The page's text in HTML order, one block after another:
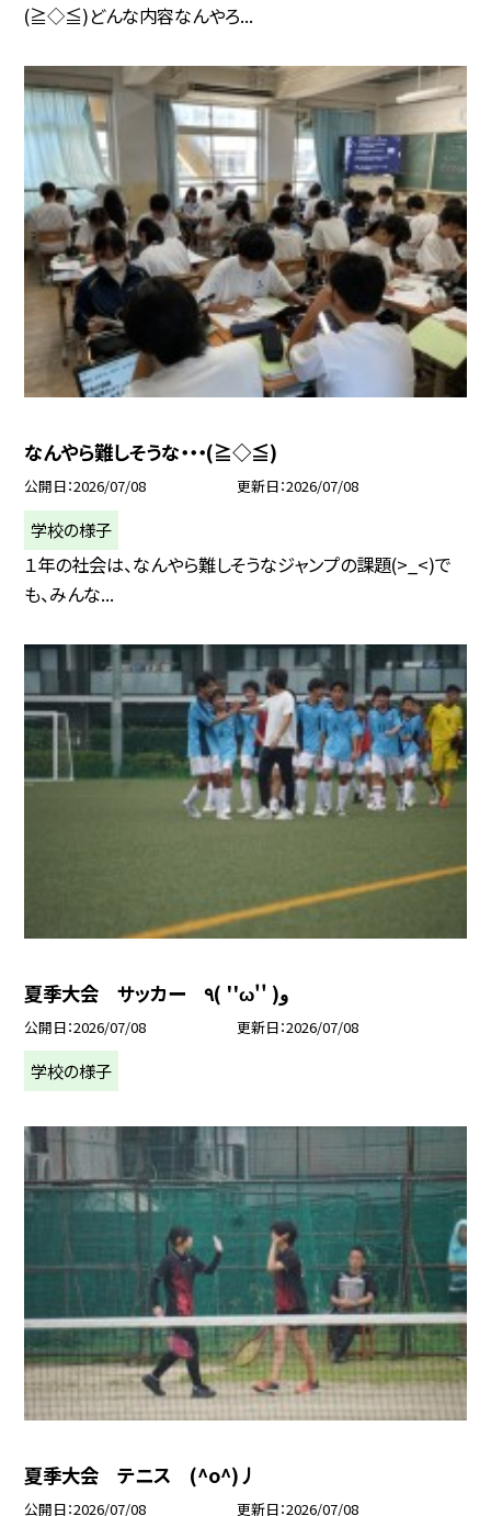
(≧◇≦)どんな内容なんやろ...
なんやら難しそうな・・・(≧◇≦)
公開日 2026/07/08 更新日 2026/07/08
学校の様子
１年の社会は、なんやら難しそうなジャンプの課題(>_<)で
も、みんな...
夏季大会 サッカー ٩( ''ω'' )و
公開日 2026/07/08 更新日 2026/07/08
学校の様子
夏季大会 テニス (^o^)丿
公開日 2026/07/08 更新日 2026/07/08